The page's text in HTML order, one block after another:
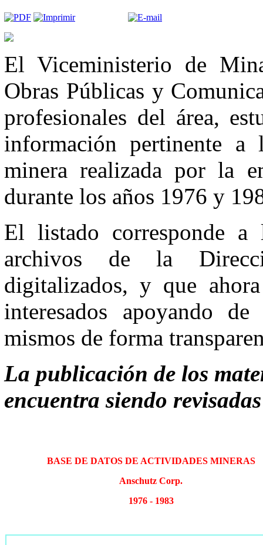
El Viceministerio de
Obras Públicas y
profesionales del área,
información pertinente a
minera realizada por la
durante los años 1976 y
El listado corresponde a
archivos de la
digitalizados, y que
interesados apoyando
mismos de forma
La publicación de los
encuentra siendo
BASE DE DATOS DE ACTIVIDADES MINERAS
Anschutz Corp.
1976 - 1983